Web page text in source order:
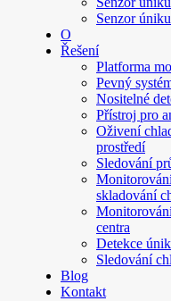
Senzor
O
Řešení
Platforma
Pevný
Nositelné
Přístroj pro
Oživení
prostředí
Sledování
skladování
centra
Detekce
Sledování
Blog
Kontakt